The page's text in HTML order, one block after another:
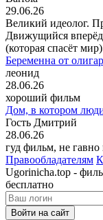
29.06.26
Великий идеолог.
Движущийся вперёд
(которая спасёт
Беременна от
леонид
28.06.26
хороший фильм
Дом, в котором
Гость Дмитрий
28.06.26
гуд фильм, не
Правообладателям
Ugorinicha.top -
бесплатно
Войти на сайт